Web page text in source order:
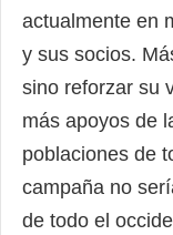
actualmente en
y sus socios.
sino reforzar su
más apoyos de
poblaciones de
campaña no
de todo el